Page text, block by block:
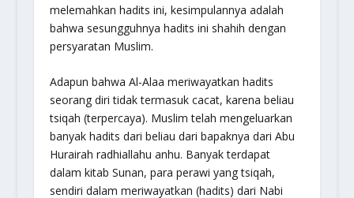
melemahkan hadits ini, kesimpulannya adalah
bahwa sesungguhnya hadits ini shahih dengan
persyaratan Muslim.
Adapun bahwa Al-Alaa meriwayatkan hadits
seorang diri tidak termasuk cacat, karena beliau
tsiqah (terpercaya). Muslim telah mengeluarkan
banyak hadits dari beliau dari bapaknya dari Abu
Hurairah radhiallahu anhu. Banyak terdapat
dalam kitab Sunan, para perawi yang tsiqah,
sendiri dalam meriwayatkan (hadits) dari Nabi